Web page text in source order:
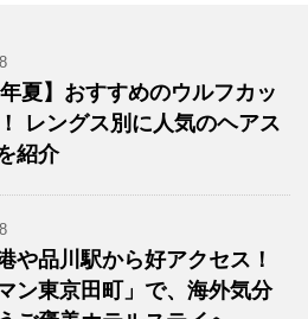
年夏】おすすめのウルフカッ
レングス別に人気のヘアス
紹介
や品川駅から好アクセス！
ン東京田町」で、海外気分